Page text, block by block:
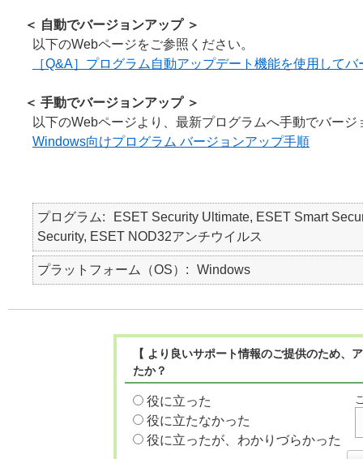
＜ 自動でバージョンアップ ＞
以下のWebページをご参照ください。
［Q&A］プログラム自動アップデート機能を使用して
＜ 手動でバージョンアップ ＞
以下のWebページより、最新プログラムへ手動でバー
Windows向けプログラム バージョンアップ手順
プログラム
ESET Security Ultimate, ESET Smart
Security, ESET NOD32アンチウイルス
プラットフォーム（OS） Windows
【 より良いサポート情報のご提供のため
たか？
役に立った
役に立たなかった
役に立ったが、わかりづらかった